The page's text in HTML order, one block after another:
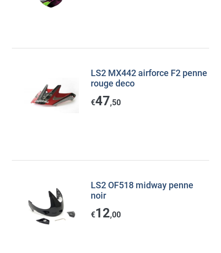
LS2 MX442 airforce F2 penne
rouge deco
€47,50
LS2 OF518 midway penne
noir
€12,00